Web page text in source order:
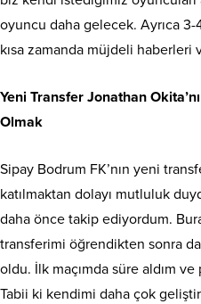
oyuncu daha gelecek. Ayrıca
kısa zamanda müjdeli haberleri
Yeni Transfer Jonathan
Olmak
Sipay Bodrum FK’nın yeni
katılmaktan dolayı mutluluk
daha önce takip ediyordum.
transferimi öğrendikten sonra
oldu. İlk maçımda süre aldım
Tabii ki kendimi daha çok